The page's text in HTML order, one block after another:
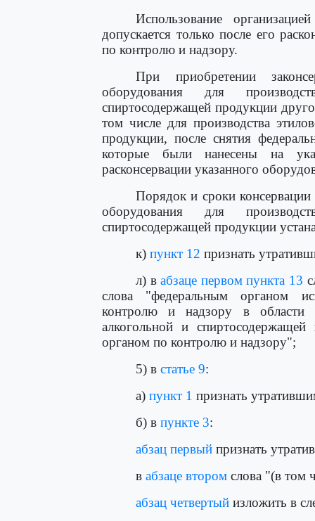
Использование
допускается только после его
по контролю и надзору.
При приобретении
оборудования для
спиртосодержащей продукции
том числе для производства
продукции, после снятия
которые были нанесены на
расконсервации указанного
Порядок и сроки консервации
оборудования для
спиртосодержащей продукции
к) пункт 12 признать
л) вабзаце первом пункта 13
слова "федеральным органом
контролю и надзору в области
алкогольной и
органом по контролю и надзору";
5) в статье 9:
а) пункт 1 признать
б) в пункте 3:
абзац первый признать
в абзаце втором слова "(в том
абзац четвертый изложить в